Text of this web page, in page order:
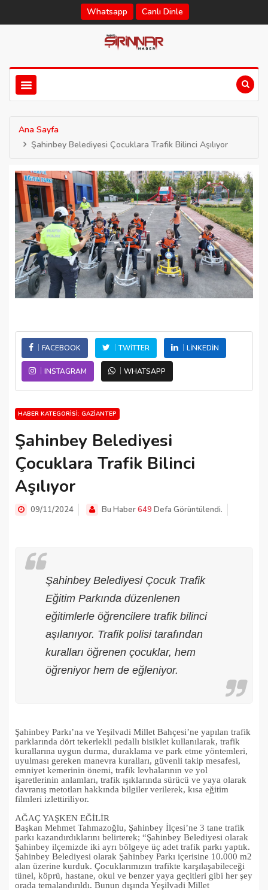
Whatsapp Canlı Dinle
Ana Sayfa
Şahinbey Belediyesi Çocuklara Trafik Bilinci Aşılıyor
FACEBOOK TWITTER LINKEDIN
INSTAGRAM WHATSAPP
HABER KATEGORISI: GAZIANTEP
Şahinbey Belediyesi
Çocuklara Trafik Bilinci
Aşılıyor
09/11/2024 Bu Haber649 Defa Görüntülendi.
Şahinbey Belediyesi Çocuk Trafik
Eğitim Parkında düzenlenen
eğitimlerle öğrencilere trafik bilinci
aşılanıyor. Trafik polisi tarafından
kuralları öğrenen çocuklar, hem
öğreniyor hem de eğleniyor.
Şahinbey Parkı’na ve Yeşilvadi Millet Bahçesi’ne yapılan trafik
parklarında dört tekerlekli pedallı bisiklet kullanılarak, trafik
kurallarına uygun durma, duraklama ve park etme yöntemleri,
uyulması gereken manevra kuralları, güvenli takip mesafesi,
emniyet kemerinin önemi, trafik levhalarının ve yol
işaretlerinin anlamları, trafik ışıklarında sürücü ve yaya olarak
davranış metotları hakkında bilgiler verilerek, kısa eğitim
filmleri izlettiriliyor.
AĞAÇ YAŞKEN EĞİLİR
Başkan Mehmet Tahmazoğlu, Şahinbey İlçesi’ne 3 tane trafik
parkı kazandırdıklarını belirterek; “Şahinbey Belediyesi olarak
Şahinbey ilçemizde iki ayrı bölgeye üç adet trafik parkı yaptık.
Şahinbey Belediyesi olarak Şahinbey Parkı içerisine 10.000 m2
alan üzerine kurduk. Çocuklarımızın trafikte karşılaşabileceği
tünel, köprü, hastane, okul ve benzer yaya geçitleri gibi her şey
orada temalandırıldı. Bunun dışında Yeşilvadi Millet